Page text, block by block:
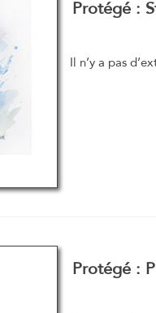
Protégé :
Il n’y a pas
Protégé :